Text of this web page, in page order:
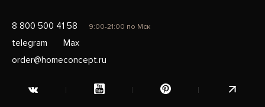
8 800 500 41 58 9:00-21:00 по Мск
telegram
Max
order@homeconcept.ru